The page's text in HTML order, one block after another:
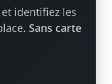
identifiez les
Sans carte